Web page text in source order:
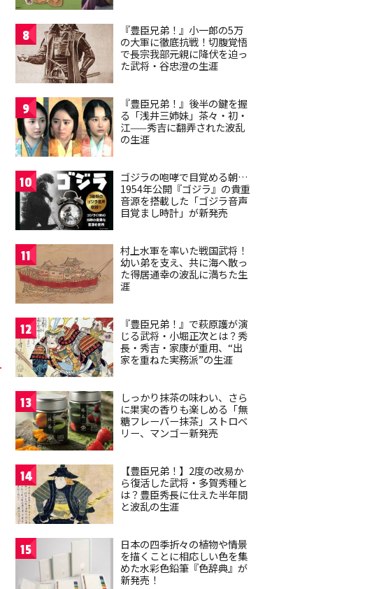
8
『豊臣兄弟！』小一郎の5万
の大軍に徹底抗戦！切腹覚悟
で長宗我部元親に降伏を迫っ
た武将・谷忠澄の生涯
9
『豊臣兄弟！』後半の鍵を握
る「浅井三姉妹」茶々・初・
江——秀吉に翻弄された波乱
の生涯
10
ゴジラの咆哮で目覚める朝…
1954年公開『ゴジラ』の貴重
音源を搭載した「ゴジラ音声
目覚まし時計」が新発売
11
村上水軍を率いた戦国武将！
幼い弟を支え、共に海へ散っ
た得居通幸の波乱に満ちた生
涯
12
『豊臣兄弟！』で萩原護が演
じる武将・小堀正次とは？秀
長・秀吉・家康が重用、“出
家を重ねた実務派”の生涯
13
しっかり抹茶の味わい、さら
に果実の香りも楽しめる「無
糖フレーバー抹茶」ストロベ
リー、マンゴー新発売
14
【豊臣兄弟！】2度の改易か
ら復活した武将・多賀秀種と
は？豊臣秀長に仕えた半年間
と波乱の生涯
15
日本の四季折々の植物や情景
を描くことに相応しい色を集
めた水彩色鉛筆『色辞典』が
新発売！